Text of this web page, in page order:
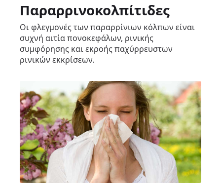
Παραρρινοκολπίτιδες
Οι φλεγμονές των παραρρίνιων κόλπων είναι
συχνή αιτία πονοκεφάλων, ρινικής
συμφόρησης και εκροής παχύρρευστων
ρινικών εκκρίσεων.